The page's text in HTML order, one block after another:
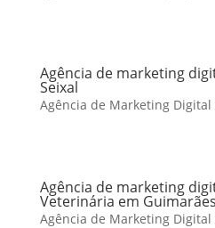
Agência de marketing
Seixal
Agência de Marketing Digital
Agência de marketing
Veterinária em Guimarães
Agência de Marketing Digital